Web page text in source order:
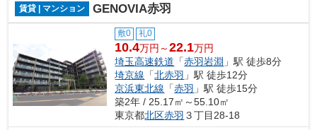
賃貸 | マンション GENOVIA赤羽
敷0 礼0
10.4万円～22.1万円
埼玉高速鉄道 「赤羽岩淵 」駅 徒歩8分
埼京線 「北赤羽 」駅 徒歩12分
京浜東北線 「赤羽 」駅 徒歩15分
築2年 / 25.17㎡～55.10㎡
東京都北区赤羽 ３丁目28-18